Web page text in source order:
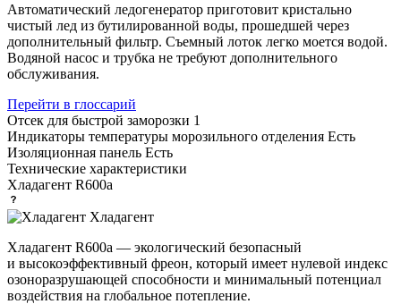
Автоматический ледогенератор приготовит кристально
чистый лед из бутилированной воды, прошедшей через
дополнительный фильтр. Съемный лоток легко моется водой.
Водяной насос и трубка не требуют дополнительного
обслуживания.
Перейти в глоссарий
Отсек для быстрой заморозки 1
Индикаторы температуры морозильного отделения Есть
Изоляционная панель Есть
Технические характеристики
Хладагент R600a
Хладагент
Хладагент R600a — экологический безопасный
и высокоэффективный фреон, который имеет нулевой индекс
озоноразрушающей способности и минимальный потенциал
воздействия на глобальное потепление.